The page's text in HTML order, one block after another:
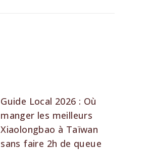
Guide Local 2026 : Où
manger les meilleurs
Xiaolongbao à Taïwan
sans faire 2h de queue